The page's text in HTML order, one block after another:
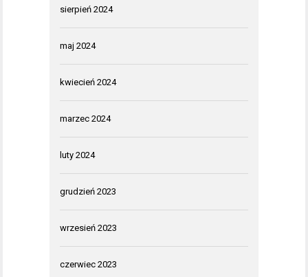
sierpień 2024
maj 2024
kwiecień 2024
marzec 2024
luty 2024
grudzień 2023
wrzesień 2023
czerwiec 2023